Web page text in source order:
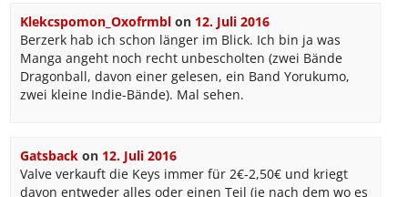
Klekcspomon_Oxofrmblon 12. Juli 2016
Berzerk hab ich schon länger im Blick. Ich bin ja was
Manga angeht noch recht unbescholten (zwei Bände
Dragonball, davon einer gelesen, ein Band Yorukumo,
zwei kleine Indie-Bände). Mal sehen.
Gatsbackon 12. Juli 2016
Valve verkauft die Keys immer für 2€-2,50€ und kriegt
davon entweder alles oder einen Teil (je nach dem wo es